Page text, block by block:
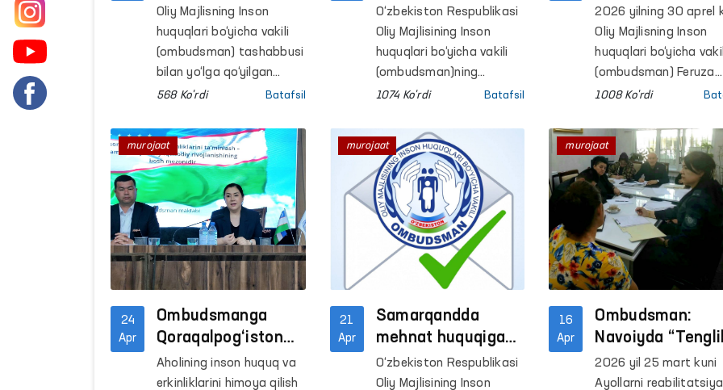
platformasi
doirasida ayollar
murojaatlari hal
etildi
Oliy Majlisning Inson
huquqlari bo‘yicha vakili
(ombudsman) tashabbusi
bilan yo‘lga qo‘yilgan
“Tenglik va hurmat”
Surxondaryo viloyatida
zo‘ravonlikka uchragan
ayollar bilan muloqot
qilindi.
568 Ko'rdi Batafsil
nafaqasini
olishdagi to‘siq
Ombudsman
ko‘magi bilan
bartaraf etildi
O‘zbekiston Respublikasi
Oliy Majlisining Inson
huquqlari bo‘yicha vakili
(ombudsman)ning
Surxondaryo viloyatidagi
Jarqo‘rg‘on tumanida
yashovchi fuqaro B.E.
farzandining nogironligini
uzaytirish va nogironlik
nafaqasini olishda amaliy
yordam so‘rab murojaat
qildi.
1074 Ko'rdi Batafsil
qanday
bilan murojaat
qilmoqda?
2026 yilning 30 aprel
Oliy Majlisning Inson
huquqlari bo‘yicha
(ombudsman) Feruza
Eshmatovaning
qabuli bo‘lib o‘tdi. Unda
40 nafardan ortiq
fuqarolar murojaatlari
tinglandi.
1008 Ko'rdi
24
Apr
Ombudsmanga
Qoraqalpog‘iston
Respublikasidan
yuborilgan
Aholining inson huquq va
erkinliklarini himoya qilish
murojaat
21
Apr
Samarqandda
mehnat huquqiga
oid ikki murojaat
ijobiy hal etildi
O‘zbekiston Respublikasi
Oliy Majlisining Inson
murojaat
16
Apr
Ombudsman:
Navoiyda
va hurmat”
platformasi
2026 yil 25 mart kuni
Ayollarni reabilitatsiya
murojaat